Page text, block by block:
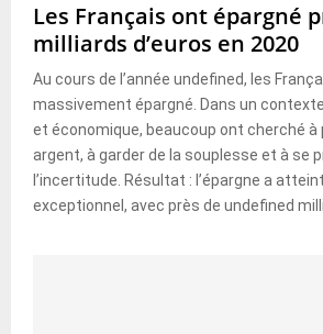
Les Français ont épargné
milliards d’euros en 2020
Au cours de l’année undefined, les
massivement épargné. Dans un
et économique, beaucoup ont cherché à
argent, à garder de la souplesse et à se
l’incertitude. Résultat : l’épargne a
exceptionnel, avec près de undefined